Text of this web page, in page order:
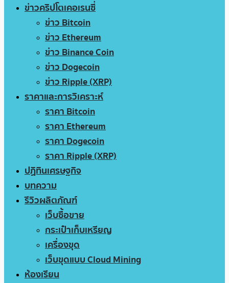
ข่าวคริปโตเคอเรนซี่
ข่าว Bitcoin
ข่าว Ethereum
ข่าว Binance Coin
ข่าว Dogecoin
ข่าว Ripple (XRP)
ราคาและการวิเคราะห์
ราคา Bitcoin
ราคา Ethereum
ราคา Dogecoin
ราคา Ripple (XRP)
ปฏิทินเศรษฐกิจ
บทความ
รีวิวผลิตภัณฑ์
เว็บซื้อขาย
กระเป๋าเก็บเหรียญ
เครื่องขุด
เว็บขุดแบบ Cloud Mining
ห้องเรียน